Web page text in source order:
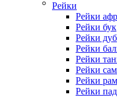
Рейки
Рейки
Рейки бук
Рейки дуб
Рейки
Рейки
Рейки
Рейки
Рейки